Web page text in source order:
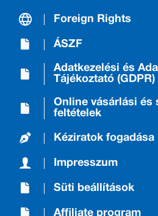
Foreign Rights
ÁSZF
Adatkezelési és
Tájékoztató (GDPR)
Online vásárlási és
feltételek
Kéziratok fogadása
Impresszum
Süti beállítások
Affiliate program